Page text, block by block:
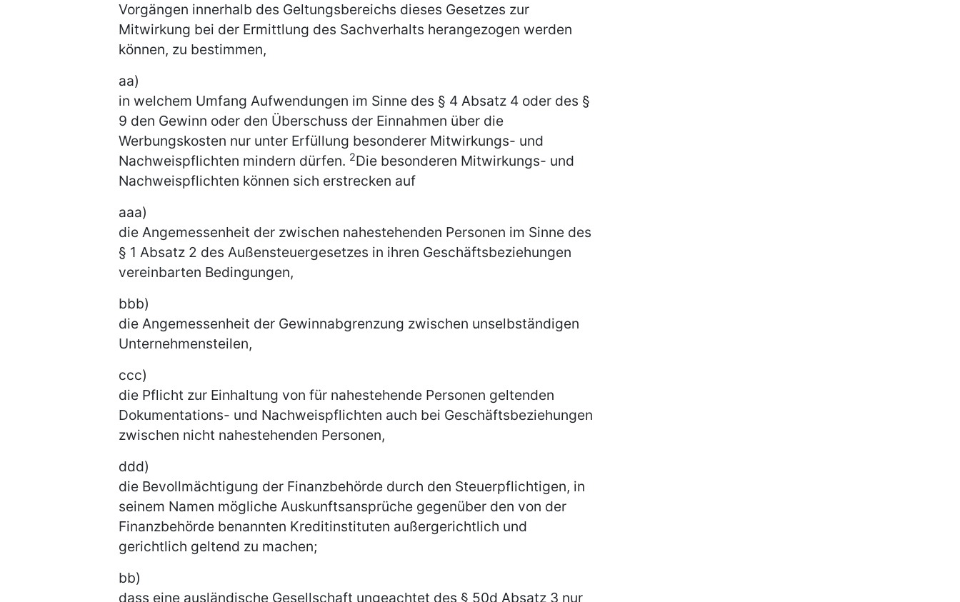
Vorgängen innerhalb des Geltungsbereichs dieses Gesetzes zur
Mitwirkung bei der Ermittlung des Sachverhalts herangezogen werden
können, zu bestimmen,
aa)
in welchem Umfang Aufwendungen im Sinne des § 4 Absatz 4 oder des §
9 den Gewinn oder den Überschuss der Einnahmen über die
Werbungskosten nur unter Erfüllung besonderer Mitwirkungs- und
Nachweispflichten mindern dürfen. 2Die besonderen Mitwirkungs- und
Nachweispflichten können sich erstrecken auf
aaa)
die Angemessenheit der zwischen nahestehenden Personen im Sinne des
§ 1 Absatz 2 des Außensteuergesetzes in ihren Geschäftsbeziehungen
vereinbarten Bedingungen,
bbb)
die Angemessenheit der Gewinnabgrenzung zwischen unselbständigen
Unternehmensteilen,
ccc)
die Pflicht zur Einhaltung von für nahestehende Personen geltenden
Dokumentations- und Nachweispflichten auch bei Geschäftsbeziehungen
zwischen nicht nahestehenden Personen,
ddd)
die Bevollmächtigung der Finanzbehörde durch den Steuerpflichtigen, in
seinem Namen mögliche Auskunftsansprüche gegenüber den von der
Finanzbehörde benannten Kreditinstituten außergerichtlich und
gerichtlich geltend zu machen;
bb)
dass eine ausländische Gesellschaft ungeachtet des § 50d Absatz 3 nur